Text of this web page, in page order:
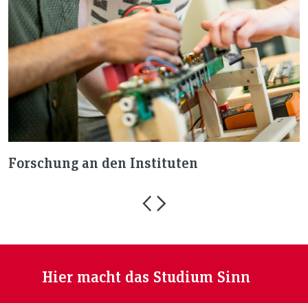
Forschung an den Instituten
Hier macht das Studium Sinn